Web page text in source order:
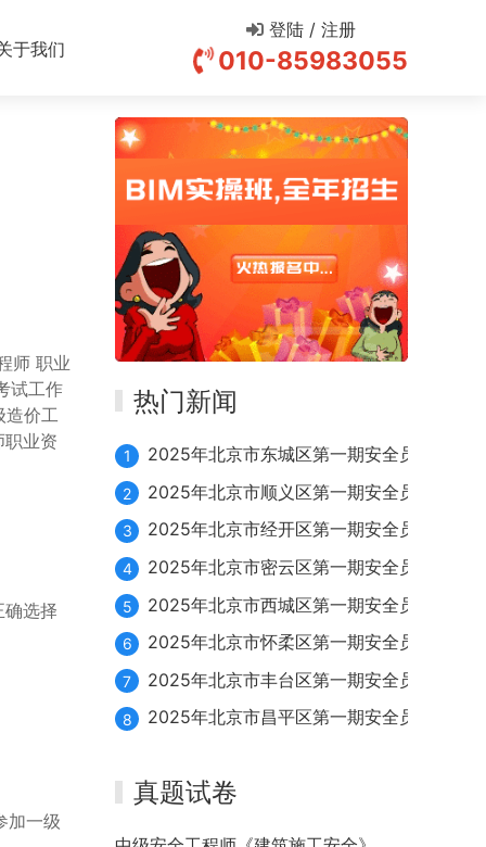
于我们
登陆 / 注册
010-85983055
师 职业
试工作
造价工
业资
确选择
加一级
热门新闻
1 2025年北京市东城区第一期安全员续期10
2 2025年北京市顺义区第一期安全员续期10
3 2025年北京市经开区第一期安全员续期10
4 2025年北京市密云区第一期安全员续期10
5 2025年北京市西城区第一期安全员续期10
6 2025年北京市怀柔区第一期安全员续期10
7 2025年北京市丰台区第一期安全员续期10
8 2025年北京市昌平区第一期安全员续期10
真题试卷